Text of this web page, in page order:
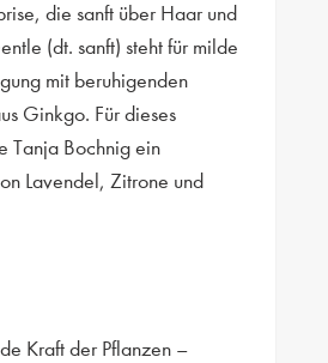
die sanft über Haar und
(dt. sanft) steht für milde
mit beruhigenden
Ginkgo. Für dieses
Tanja Bochnig ein
Lavendel, Zitrone und
Kraft der Pflanzen –